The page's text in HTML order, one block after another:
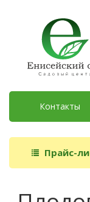
Контакты
Прайс-